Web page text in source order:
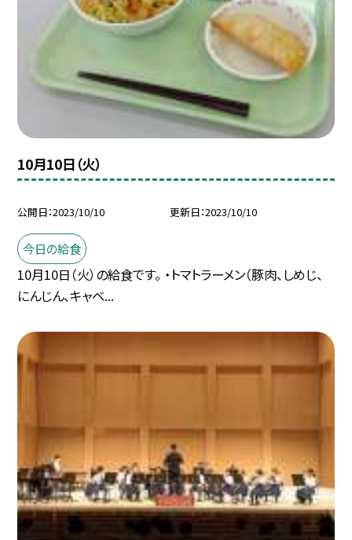
10月10日（火）
公開日 2023/10/10 更新日 2023/10/10
今日の給食
10月10日（火）の給食です。 ・トマトラーメン（豚肉、しめじ、
にんじん、キャベ...